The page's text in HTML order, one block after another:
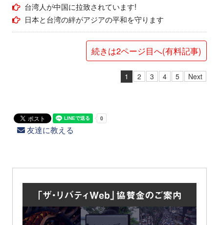
台湾人が中国に拉致されています!
日本と台湾の絆がアジアの平和を守ります
続きは2ページ目へ(有料記事)
1 2 3 4 5 Next
友達に教える